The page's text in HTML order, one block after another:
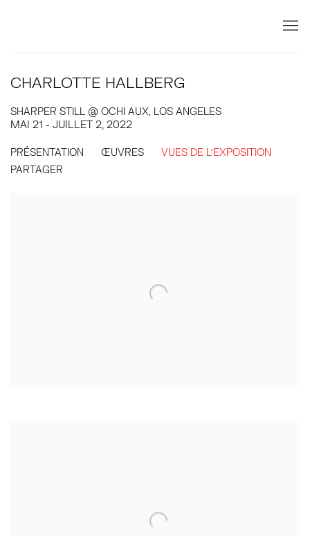
CHARLOTTE HALLBERG
SHARPER STILL @ OCHI AUX, LOS ANGELES
MAI 21 - JUILLET 2, 2022
PRÉSENTATION ŒUVRES
VUES DE L'EXPOSITION
PARTAGER